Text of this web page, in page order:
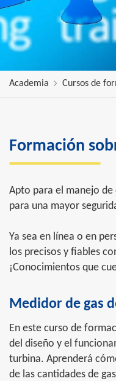
Academia Cursos de
Formación
Apto para el manejo
para una mayor
Ya sea en línea o en
los precisos y fiables
¡Conocimientos que
Medidor de gas
En este curso de
del diseño y el
turbina. Aprenderá
de las cantidades de